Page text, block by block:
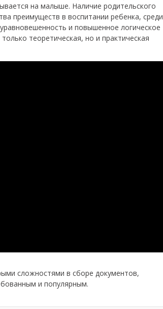
на малыше. Наличие родительского
преимуществ в воспитании ребенка, среди
и повышенное логическое
теоретическая, но и практическая
сложностями в сборе документов,
и популярным.